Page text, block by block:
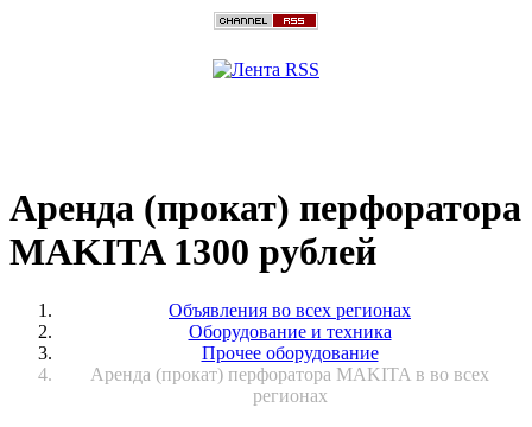
Аренда (прокат) перфоратора
MAKITA 1300 рублей
Объявления во всех регионах
Оборудование и техника
Прочее оборудование
Аренда (прокат) перфоратора MAKITA в во всех
регионах